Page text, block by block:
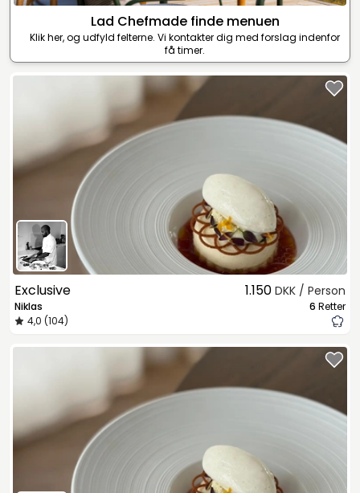
Lad Chefmade finde menuen
Klik her, og udfyld felterne. Vi kontakter dig med forslag indenfor
få timer.
Exclusive
Niklas
4,0 (104)
1.150 DKK / Person
6 Retter